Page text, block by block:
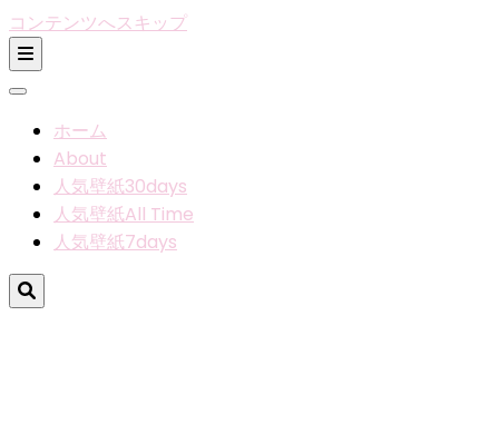
コンテンツへスキップ
ホーム
About
人気壁紙30days
人気壁紙All Time
人気壁紙7days